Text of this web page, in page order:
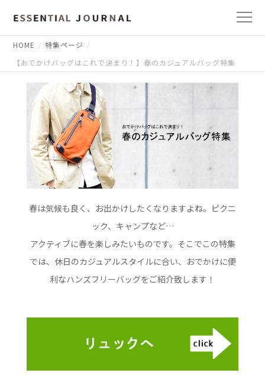
HOME
特集ページ
【おでかけバッグはこれで決まり！】春のカジュアルバッグ特集
春は気候も良く、お出かけしたくなりますよね。ピクニ
ック、キャンプなど…
アクティブに春を楽しみたいものです。そこでこの特集
では、休日のカジュアルスタイルに合い、おでかけに便
利なハンズフリーバッグをご紹介致します！